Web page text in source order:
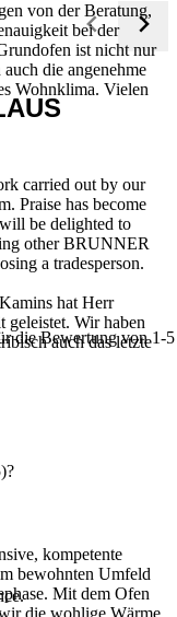
von der Beratung,
bei der
ist nicht nur
die angenehme
Wohnklima. Vielen
hat Herr
geleistet. Wir haben
auch das letzte
kompetente
bewohnten Umfeld
Mit dem Ofen
carried out by our
Praise has become
be delighted to
other BRUNNER
a tradesperson.